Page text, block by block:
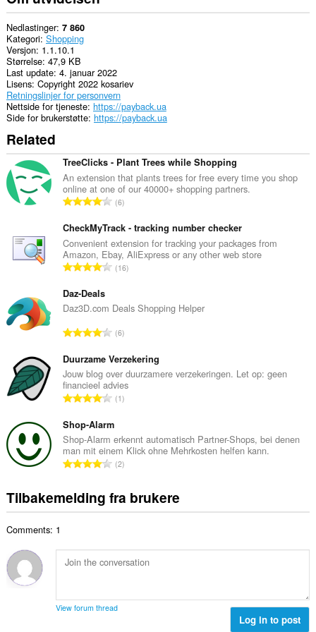
utvidelsen
kan
lese
og
endre
surfehistorikken
din.
Denne
utvidelsen
har
tilgang
til
fanene
og
nettleseraktiviteten
din.
Nedlastinger 7 860
Kategori Shopping
Versjon 1.1.10.1
Størrelse 47,9 KB
Last update 4. januar 2022
Lisens Copyright 2022 kosariev
Retningslinjer for personvern
Nettside for tjeneste https://payback.ua
Side for brukerstøtte https://payback.ua
Related
TreeClicks - Plant Trees while Shopping
An extension that plants trees for free every time you shop
online at one of our 40000+ shopping partners.
T
t
a
l
t
t
a
l
v
u
r
e
r
i
n
e
r
6
CheckMyTrack - tracking number checker
Convenient extension for tracking your packages from
Amazon, Ebay, AliExpress or any other web store
T
a
t
n
t
a
l
v
u
r
e
r
g
e
16
Daz-Deals
Daz3D.com Deals Shopping Helper
T
t
a
l
t
n
t
a
v
u
e
r
n
g
6
Duurzame Verzekering
Jouw blog over duurzamere verzekeringen. Let op: geen
financieel advies
T
t
a
l
t
n
t
l
v
d
1
Shop-Alarm
Shop-Alarm erkennt automatisch Partner-Shops, bei denen
man mit einem Klick ohne Mehrkosten helfen kann.
T
t
a
a
n
l
2
Tilbakemelding fra brukere
Comments: 1
View forum thread
Log in to post